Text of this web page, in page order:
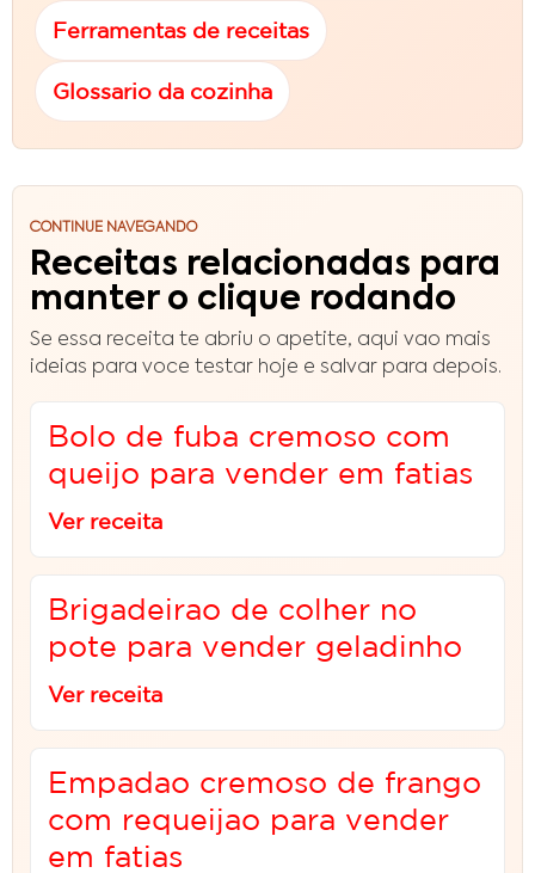
Ferramentas de receitas
Glossario da cozinha
CONTINUE NAVEGANDO
Receitas relacionadas para
manter o clique rodando
Se essa receita te abriu o apetite, aqui vao mais
ideias para voce testar hoje e salvar para depois.
Bolo de fuba cremoso com
queijo para vender em fatias
Ver receita
Brigadeirao de colher no
pote para vender geladinho
Ver receita
Empadao cremoso de frango
com requeijao para vender
em fatias